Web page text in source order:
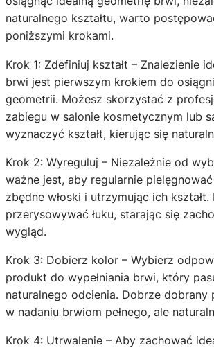
naturalnego kształtu, warto
poniższymi krokami.
Krok 1: Zdefiniuj kształt – Znalezienie
brwi jest pierwszym krokiem do
geometrii. Możesz skorzystać z
zabiegu w salonie kosmetycznym lub
wyznaczyć kształt, kierując się
Krok 2: Wyreguluj – Niezależnie od
ważne jest, aby regularnie
zbędne włoski i utrzymując ich
przerysowywać łuku, starając się
wygląd.
Krok 3: Dobierz kolor – Wybierz
produkt do wypełniania brwi, który
naturalnego odcienia. Dobrze
w nadaniu brwiom pełnego, ale
Krok 4: Utrwalenie – Aby zachować